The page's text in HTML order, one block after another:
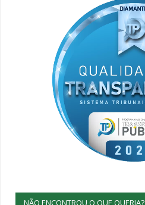
NÃO ENCONTROU O QUE QUERIA?